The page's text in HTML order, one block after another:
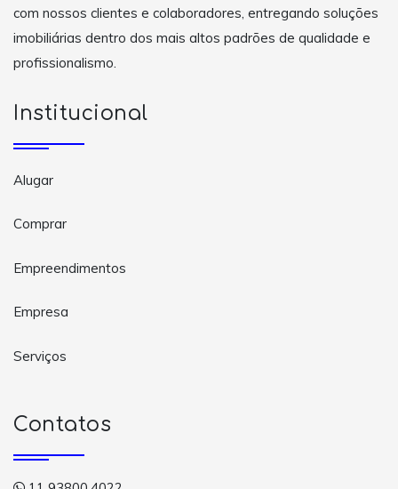
com nossos clientes e colaboradores, entregando soluções
imobiliárias dentro dos mais altos padrões de qualidade e
profissionalismo.
Institucional
Alugar
Comprar
Empreendimentos
Empresa
Serviços
Contatos